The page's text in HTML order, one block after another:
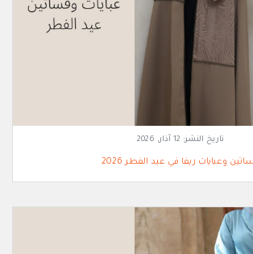
تاريخ النشر: 12 آذار, 2026
وعبايات ريفا في عيد الفطر 2026